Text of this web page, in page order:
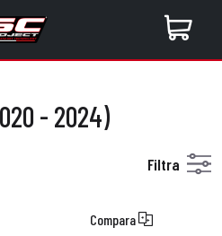
- 2024)
Filtra
Compara